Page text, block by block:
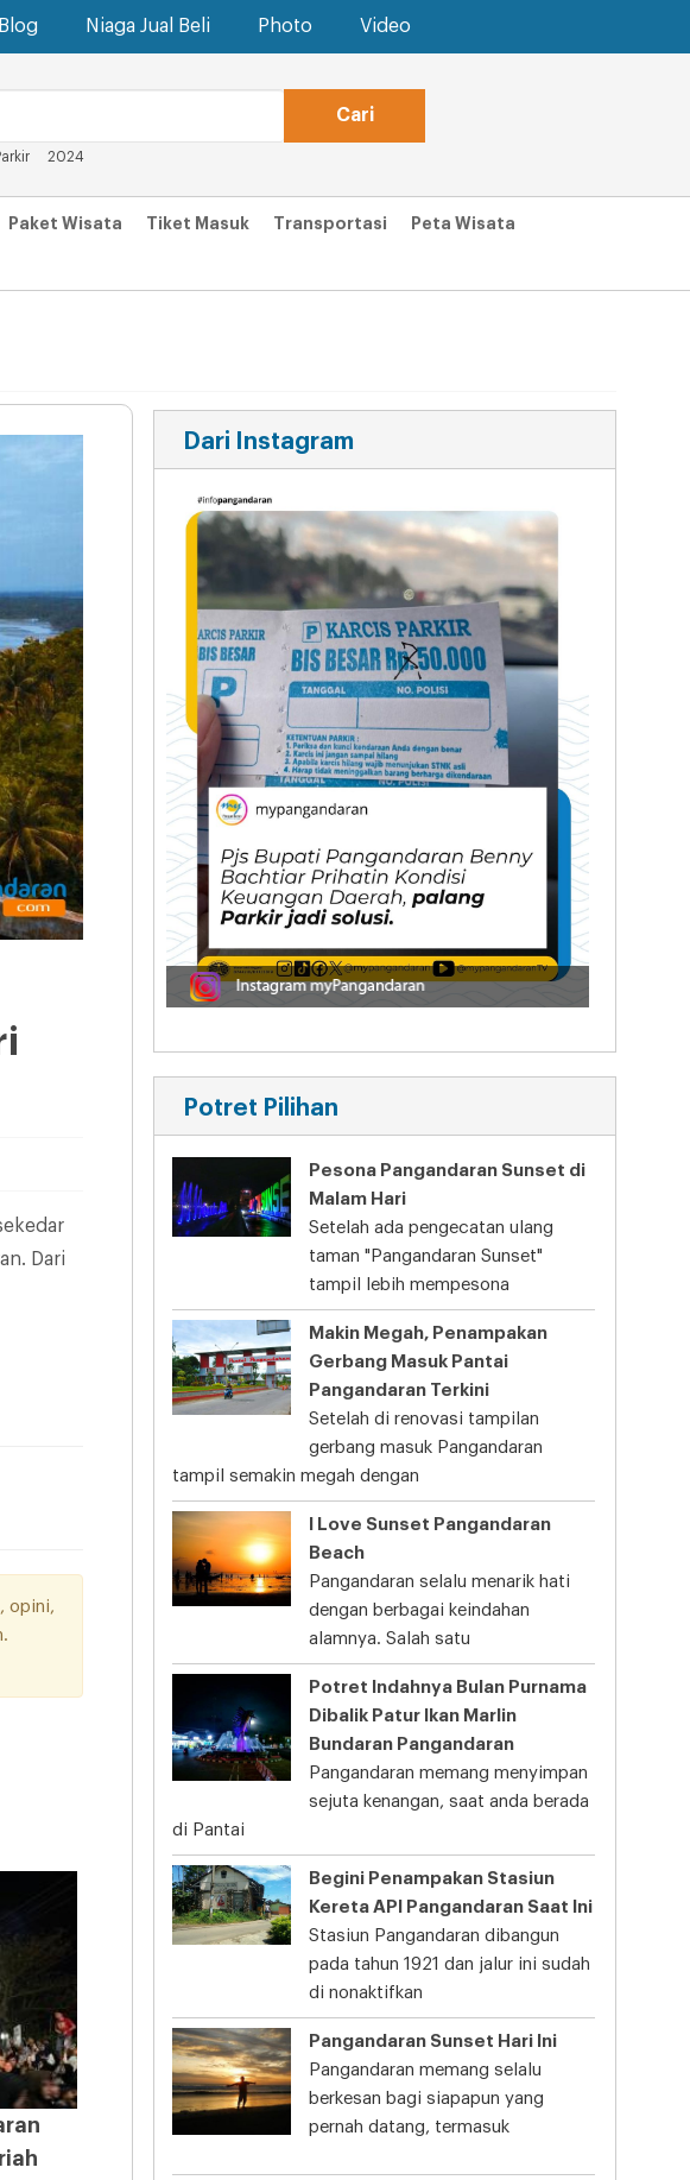
Blog Niaga Jual Beli Photo Video
2024
Paket Wisata Tiket Masuk Transportasi Peta Wisata
Dari
opini,
Dari Instagram
Potret Pilihan
Pesona Pangandaran Sunset di
Malam Hari
Setelah ada pengecatan ulang
taman "Pangandaran Sunset"
tampil lebih mempesona
Makin Megah, Penampakan
Gerbang Masuk Pantai
Pangandaran Terkini
Setelah di renovasi tampilan
gerbang masuk Pangandaran
tampil semakin megah dengan
I Love Sunset Pangandaran
Beach
Pangandaran selalu menarik hati
dengan berbagai keindahan
alamnya. Salah satu
Potret Indahnya Bulan Purnama
Dibalik Patur Ikan Marlin
Bundaran Pangandaran
Pangandaran memang menyimpan
sejuta kenangan, saat anda berada
di Pantai
Begini Penampakan Stasiun
Kereta API Pangandaran Saat Ini
Stasiun Pangandaran dibangun
pada tahun 1921 dan jalur ini sudah
di nonaktifkan
Pangandaran Sunset Hari Ini
Pangandaran memang selalu
berkesan bagi siapapun yang
pernah datang, termasuk